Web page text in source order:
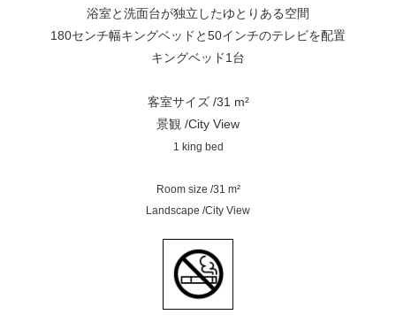
浴室と洗面台が独立したゆとりある空間
180センチ幅キングベッドと50インチのテレビを配置
キングベッド1台
客室サイズ /31 m²
景観 /City View
1 king bed
Room size /31 m²
Landscape /City View